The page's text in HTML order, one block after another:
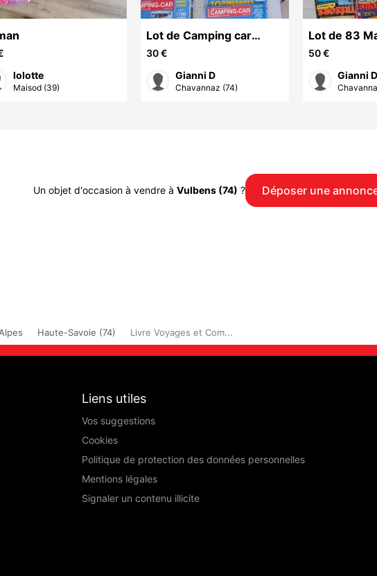
lolotte
Maisod (39)
Lot de Camping car
Magazines
30 €
Gianni D
Chavannaz (74)
Lot de 83
Prospection
50 €
Gianni D
Un objet d'occasion à vendre à Vulbens (74) ? Déposer une
Haute-Savoie (74) Livre Voyages et Com...
Liens utiles
Vos suggestions
Cookies
Politique de protection des données personnelles
Mentions légales
Signaler un contenu illicite